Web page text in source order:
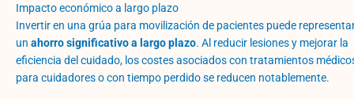
Impacto económico a largo plazo
Invertir en una grúa para movilización de pacientes puede
un ahorro significativo a largo plazo. Al reducir lesiones y mejorar la
eficiencia del cuidado, los costes asociados con tratamientos
para cuidadores o con tiempo perdido se reducen notablemente.